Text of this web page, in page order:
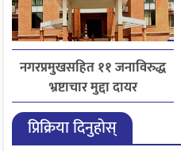
नगरप्रमुखसहित ११ जनाविरुद्ध
भ्रष्टाचार मुद्दा दायर
प्रिक्रिया दिनुहोस्